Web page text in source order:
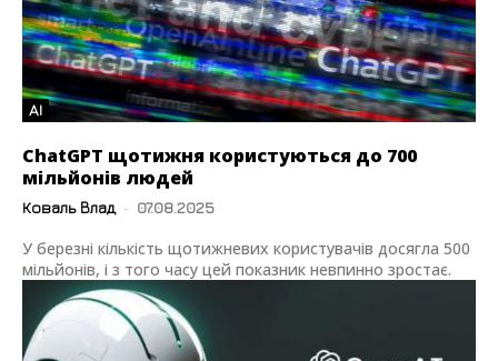
AI
ChatGPT щотижня користуються до 700
мільйонів людей
Коваль Влад - 07.08.2025
У березні кількість щотижневих користувачів досягла 500
мільйонів, і з того часу цей показник невпинно зростає.